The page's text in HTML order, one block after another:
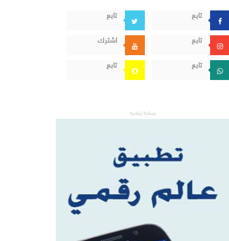
تابع
تابع
تابع
اشترك
تابع
تابع
مساحة إعلانية